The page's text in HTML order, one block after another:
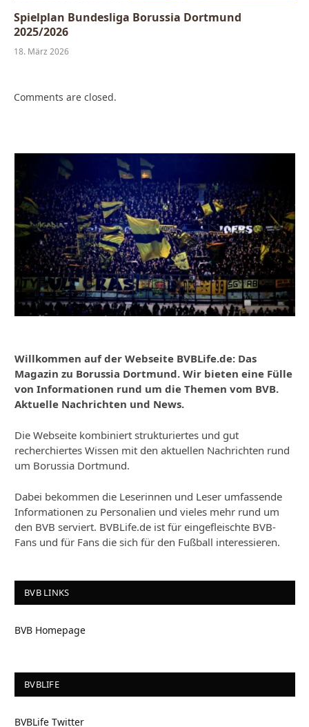
Spielplan Bundesliga Borussia Dortmund
2025/2026
18. März 2026
Comments are closed.
Willkommen auf der Webseite BVBLife.de: Das
Magazin zu Borussia Dortmund. Wir bieten eine Fülle
von Informationen rund um die Themen vom BVB.
Aktuelle Nachrichten und News.
Die Webseite kombiniert strukturiertes und gut
recherchiertes Wissen mit den aktuellen Nachrichten rund
um Borussia Dortmund.
Dabei bekommen die Leserinnen und Leser umfassende
Informationen zu Personalien und vieles mehr rund um
den BVB serviert. BVBLife.de ist für eingefleischte BVB-
Fans und für Fans die sich für den Fußball interessieren.
BVB LINKS
BVB Homepage
BVBLIFE
BVBLife Twitter